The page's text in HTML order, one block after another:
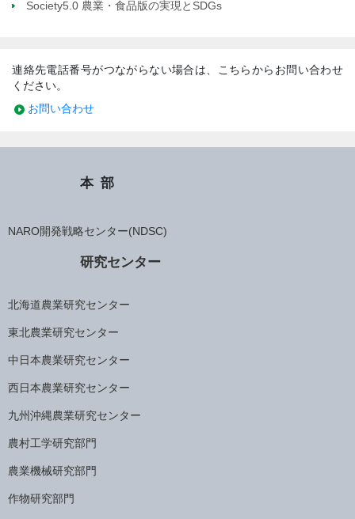
Society5.0 農業・食品版の実現とSDGs
連絡先電話番号がつながらない場合は、こちらからお問い合わせ
ください。
お問い合わせ
本部
NARO開発戦略センター(NDSC)
研究センター
北海道農業研究センター
東北農業研究センター
中日本農業研究センター
西日本農業研究センター
九州沖縄農業研究センター
農村工学研究部門
農業機械研究部門
作物研究部門